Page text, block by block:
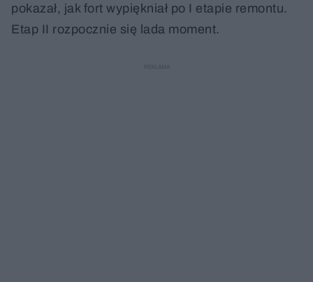
pokazał, jak fort wypiękniał po I etapie remontu.
Etap II rozpocznie się lada moment.